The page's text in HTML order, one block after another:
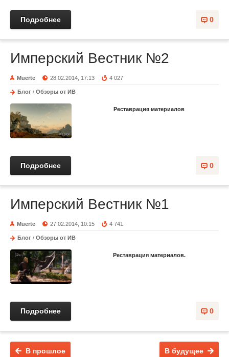
0
Подробнее
Имперский Вестник №2
Muerte 28.02.2014, 17:13 4 027
Блог / Обзоры от ИВ
Реставрация материалов
0
Подробнее
Имперский Вестник №1
Muerte 27.02.2014, 10:15 4 741
Блог / Обзоры от ИВ
Реставрация материалов.
0
Подробнее
В будущее
В прошлое